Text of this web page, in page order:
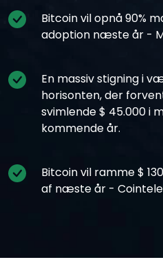
Bitcoin vil opnå 90%
adoption næste år -
En massiv stigning i
horisonten, der
svimlende $ 45.000 i
kommende år.
Bitcoin vil ramme $
af næste år -